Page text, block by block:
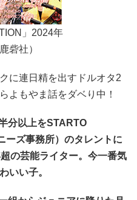
」2024年
砦社）
に連日精を出すドルオタ2
よもやま話をダベり中！
分以上をSTARTO
ーズ事務所）のタレントに
の芸能ライター。今一番気
いい子。